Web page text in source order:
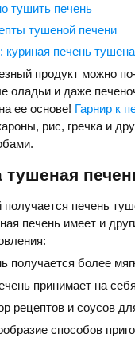
тушить печень
тушеной печени
куриная печень
продукт можно
оладьи и даже
ее основе! Гарнир к
рис, гречка и
печень
печень имеет и
получается более
принимает на
рецептов и соусов
способов